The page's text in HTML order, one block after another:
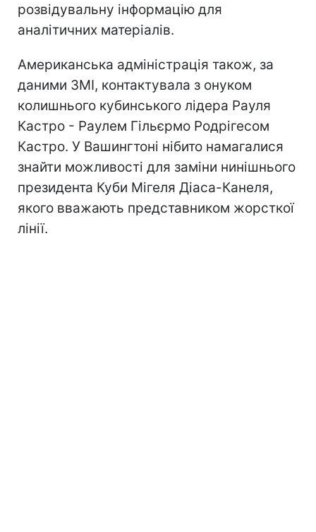
розвідувальну інформацію для
аналітичних матеріалів.
Американська адміністрація також, за
даними ЗМІ, контактувала з онуком
колишнього кубинського лідера Рауля
Кастро - Раулем Гільєрмо Родрігесом
Кастро. У Вашингтоні нібито намагалися
знайти можливості для заміни нинішнього
президента Куби Мігеля Діаса-Канеля,
якого вважають представником жорсткої
лінії.